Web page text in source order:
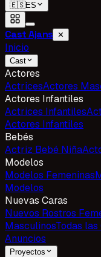
🇪🇸ES
Cast Ajans ✕
Inicio
Cast
Actores
ActricesActores
Actores Infantiles
Actrices Infantiles
Actores Infantiles
Bebés
Actriz Bebé Niña
Modelos
Modelos Femeninas
Modelos
Nuevas Caras
Nuevos Rostros
MasculinosTodas
Anuncios
Proyectos